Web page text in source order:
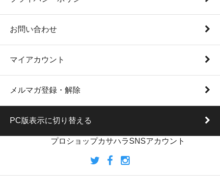
お問い合わせ
マイアカウント
メルマガ登録・解除
PC版表示に切り替える
プロショップカサハラSNSアカウント